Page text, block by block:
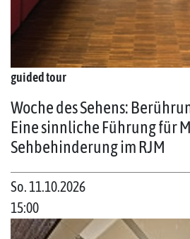
guided tour
Woche des Sehens:
Eine sinnliche Führung für
Sehbehinderung im RJM
So. 11.10.2026
15:00